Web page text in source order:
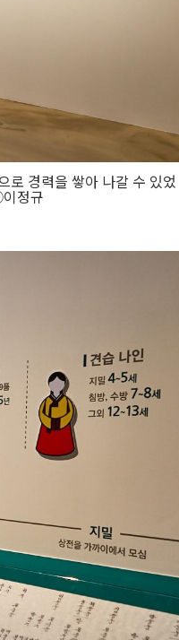
로 경력을 쌓아 나갈 수 있었
정규